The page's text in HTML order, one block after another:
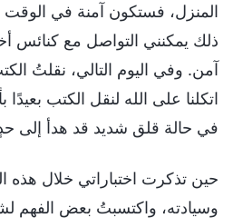
المنزل، فستكون آمنة في الوقت
ذلك يمكنني التواصل مع كنائس
آمن. وفي اليوم التالي، نقلتُ
اتكلنا على الله لنقل الكتب
في حالة قلق شديد قد هدأ إلى
حين تذكرت اختباراتي خلال هذه
وسيادته، واكتسبتُ بعض الفهم